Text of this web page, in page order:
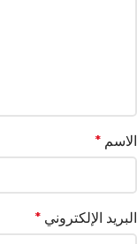
الاسم *
البريد الإلكتروني *